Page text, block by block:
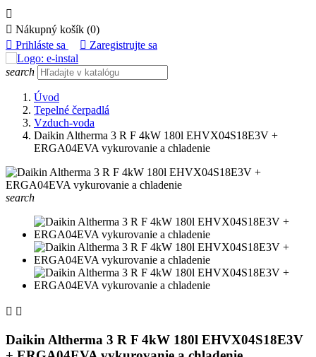

 Nákupný košík (0)
 Prihláste sa  Zaregistrujte sa
search
Úvod
Tepelné čerpadlá
Vzduch-voda
Daikin Altherma 3 R F 4kW 180l EHVX04S18E3V +
ERGA04EVA vykurovanie a chladenie
search
 
Daikin Altherma 3 R F 4kW 180l EHVX04S18E3V